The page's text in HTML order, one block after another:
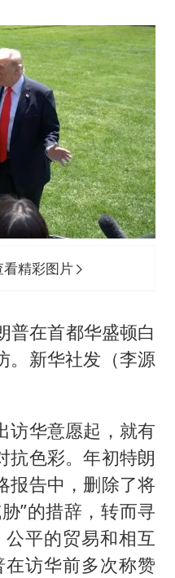
精彩图片
普在首都华盛顿白
。新华社发（李源
访华意愿起，就有
抗色彩。年初特朗
报告中，删除了将
”的措辞，转而寻
平的贸易和相互
访华前多次称赞